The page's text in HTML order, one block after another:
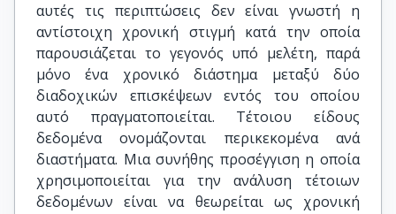
αυτές τις περιπτώσεις δεν είναι γνωστή η
αντίστοιχη χρονική στιγμή κατά την οποία
παρουσιάζεται το γεγονός υπό μελέτη, παρά
μόνο ένα χρονικό διάστημα μεταξύ δύο
διαδοχικών επισκέψεων εντός του οποίου
αυτό πραγματοποιείται. Τέτοιου είδους
δεδομένα ονομάζονται περικεκομένα ανά
διαστήματα. Μια συνήθης προσέγγιση η οποία
χρησιμοποιείται για την ανάλυση τέτοιων
δεδομένων είναι να θεωρείται ως χρονική